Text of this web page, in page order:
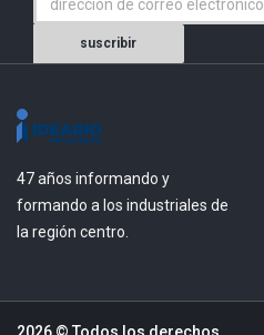
suscribir
47 años informando y
formando a los industriales de
la región centro.
2026 © Todos los derechos